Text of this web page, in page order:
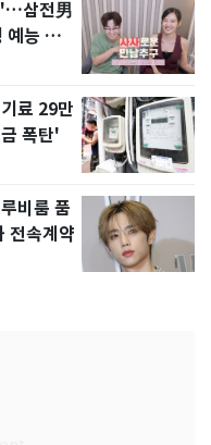
삼전男
능 화
료 29만
폭탄'
비룸 품
전속계약